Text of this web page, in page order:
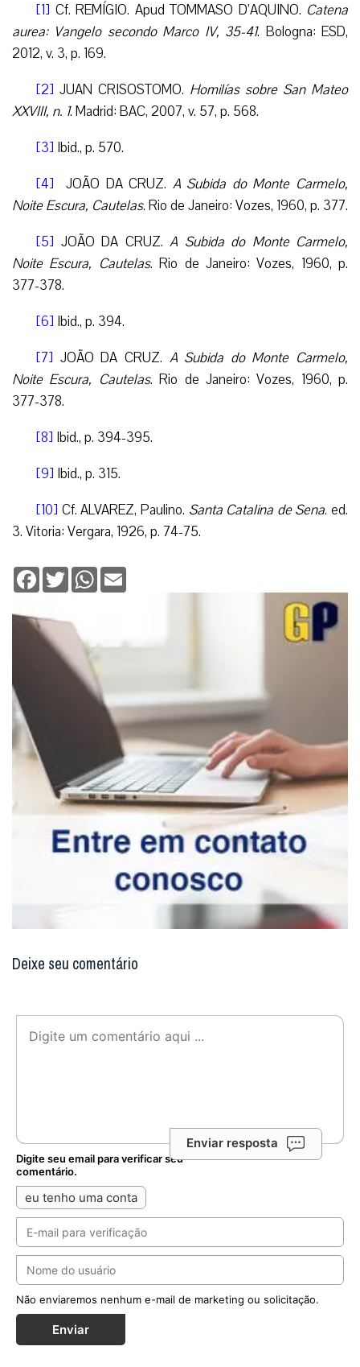
[1] Cf. REMÍGIO. Apud TOMMASO D’AQUINO. Catena
aurea: Vangelo secondo Marco IV, 35-41. Bologna: ESD,
2012, v. 3, p. 169.
[2] JUAN CRISOSTOMO. Homilías sobre San Mateo
XXVIII, n. 1. Madrid: BAC, 2007, v. 57, p. 568.
[3] Ibid., p. 570.
[4] JOÃO DA CRUZ. A Subida do Monte Carmelo,
Noite Escura, Cautelas. Rio de Janeiro: Vozes, 1960, p. 377.
[5] JOÃO DA CRUZ. A Subida do Monte Carmelo,
Noite Escura, Cautelas. Rio de Janeiro: Vozes, 1960, p.
377-378.
[6] Ibid., p. 394.
[7] JOÃO DA CRUZ. A Subida do Monte Carmelo,
Noite Escura, Cautelas. Rio de Janeiro: Vozes, 1960, p.
377-378.
[8] Ibid., p. 394-395.
[9] Ibid., p. 315.
[10] Cf. ALVAREZ, Paulino. Santa Catalina de Sena. ed.
3. Vitoria: Vergara, 1926, p. 74-75.
Facebook
TwitterWhatsApp
Deixe seu comentário
Enviar resposta
Digite seu email para verificar seu
comentário.
eu tenho uma conta
Não enviaremos nenhum e-mail de marketing ou solicitação.
Enviar